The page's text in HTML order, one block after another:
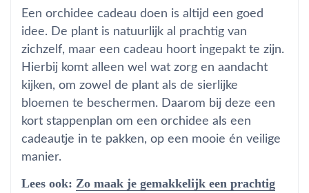
Een orchidee cadeau doen is altijd een goed
idee. De plant is natuurlijk al prachtig van
zichzelf, maar een cadeau hoort ingepakt te zijn.
Hierbij komt alleen wel wat zorg en aandacht
kijken, om zowel de plant als de sierlijke
bloemen te beschermen. Daarom bij deze een
kort stappenplan om een orchidee als een
cadeautje in te pakken, op een mooie én veilige
manier.
Lees ook: Zo maak je gemakkelijk een prachtig